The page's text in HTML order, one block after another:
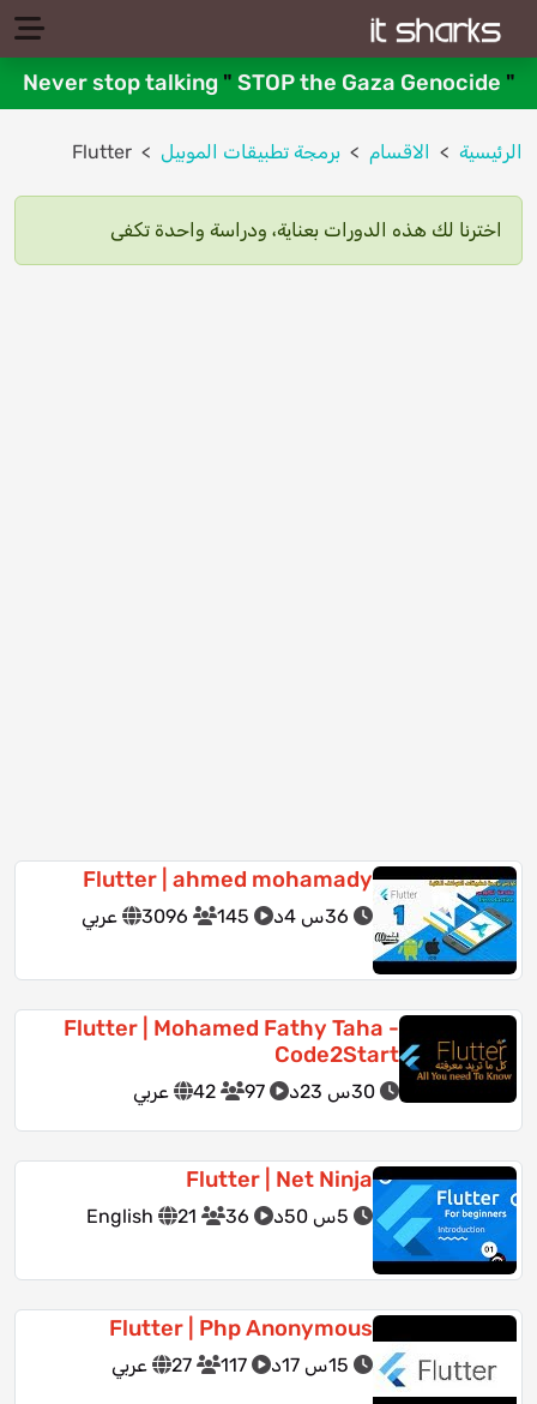
Never stop talking " STOP the Gaza Genocide "
الرئيسية الاقسام برمجة تطبيقات الموبيل Flutter
اخترنا لك هذه الدورات بعناية، ودراسة واحدة تكفى
Flutter | ahmed mohamady
36س 4د 145
3096 عربي
Flutter | Mohamed Fathy Taha -
Code2Start
30س 23د 97
42 عربي
Flutter | Net Ninja
5س 50د 36
21
English
Flutter | Php Anonymous
15س 17د 117
27 عربي